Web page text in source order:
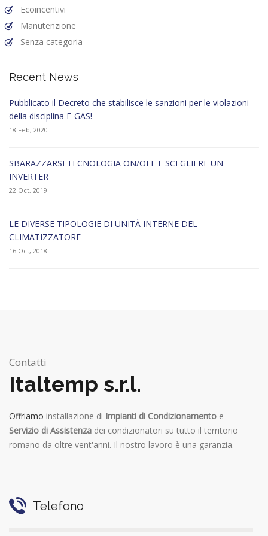
Ecoincentivi
Manutenzione
Senza categoria
Recent News
Pubblicato il Decreto che stabilisce le sanzioni per le violazioni
della disciplina F-GAS!
18 Feb, 2020
SBARAZZARSI TECNOLOGIA ON/OFF E SCEGLIERE UN
INVERTER
22 Oct, 2019
LE DIVERSE TIPOLOGIE DI UNITÀ INTERNE DEL
CLIMATIZZATORE
16 Oct, 2018
Contatti
Italtemp s.r.l.
Offriamo installazione di Impianti di Condizionamento e
Servizio di Assistenza dei condizionatori su tutto il territorio
romano da oltre vent'anni. Il nostro lavoro è una garanzia.
Telefono